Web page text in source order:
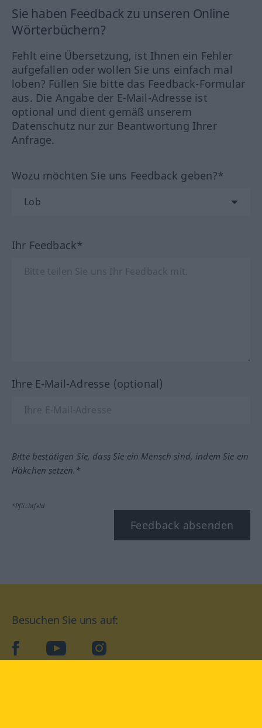
Sie haben Feedback zu unseren Online
Wörterbüchern?
Fehlt eine Übersetzung, ist Ihnen ein Fehler
aufgefallen oder wollen Sie uns einfach mal
loben? Füllen Sie bitte das Feedback-Formular
aus. Die Angabe der E-Mail-Adresse ist
optional und dient gemäß unserem
Datenschutz nur zur Beantwortung Ihrer
Anfrage.
Wozu möchten Sie uns Feedback geben?*
Ihr Feedback*
Ihre E-Mail-Adresse (optional)
Bitte bestätigen Sie, dass Sie ein Mensch sind, indem Sie ein
Häkchen setzen.*
*Pflichtfeld
Feedback absenden
Besuchen Sie uns auf:
facebookYouTube Instagram